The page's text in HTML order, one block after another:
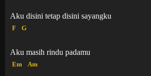
Aku disini tetap disini sayangku
F G
Aku masih rindu padamu
Em Am